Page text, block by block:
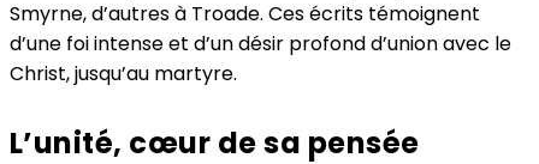
Smyrne, d’autres à Troade. Ces écrits témoignent
d’une foi intense et d’un désir profond d’union avec le
Christ, jusqu’au martyre.
L’unité, cœur de sa pensée